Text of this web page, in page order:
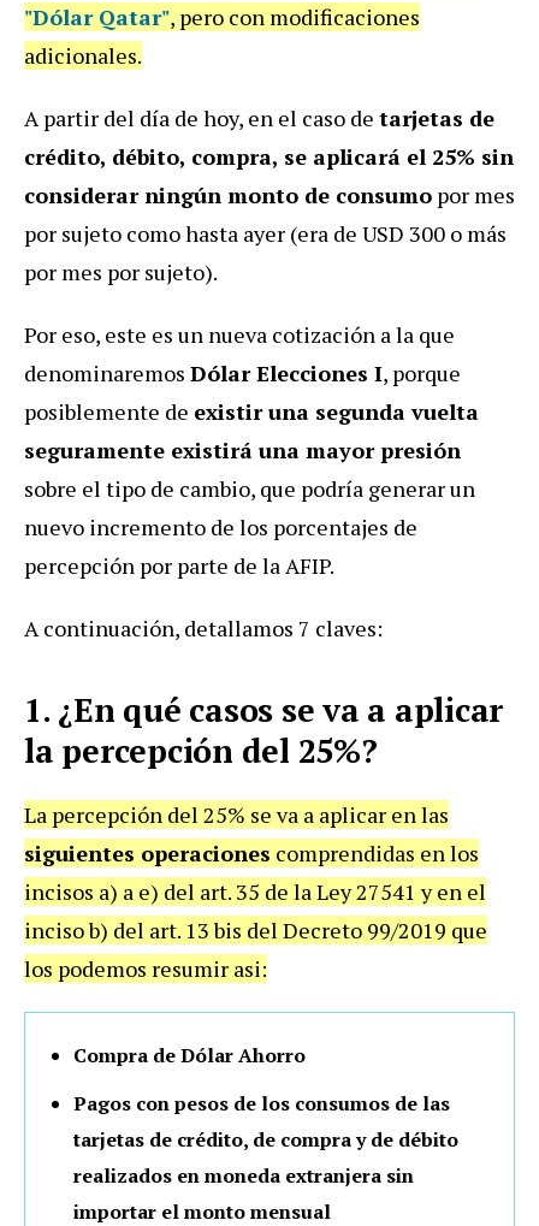
"Dólar Qatar", pero con modificaciones
adicionales.
A partir del día de hoy, en el caso de tarjetas de
crédito, débito, compra, se aplicará el 25% sin
considerar ningún monto de consumo por mes
por sujeto como hasta ayer (era de USD 300 o más
por mes por sujeto).
Por eso, este es un nueva cotización a la que
denominaremos Dólar Elecciones I, porque
posiblemente de existir una segunda vuelta
seguramente existirá una mayor presión
sobre el tipo de cambio, que podría generar un
nuevo incremento de los porcentajes de
percepción por parte de la AFIP.
A continuación, detallamos 7 claves:
1. ¿En qué casos se va a aplicar
la percepción del 25%?
La percepción del 25% se va a aplicar en las
siguientes operaciones comprendidas en los
incisos a) a e) del art. 35 de la Ley 27541 y en el
inciso b) del art. 13 bis del Decreto 99/2019 que
los podemos resumir asi:
Compra de Dólar Ahorro
Pagos con pesos de los consumos de las
tarjetas de crédito, de compra y de débito
realizados en moneda extranjera sin
importar el monto mensual